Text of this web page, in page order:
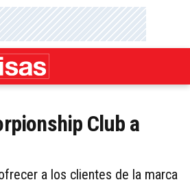
Club a
a los clientes de la marca